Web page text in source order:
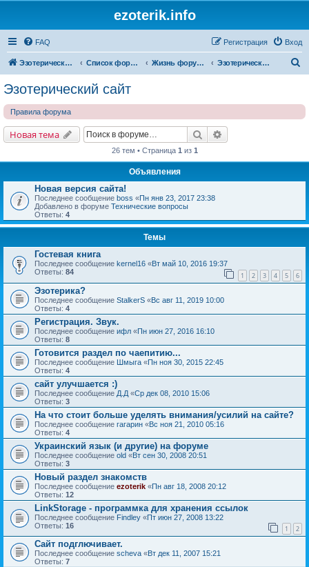
ezoterik.info
FAQ Вход
Регистрация
Эзотерический сайт Список форумов Жизнь форума и сайта Эзотерический сайт
Эзотерический сайт
Правила форума
Новая тема Поиск
26 тем • Страница 1 из 1
Объявления
Новая версия сайта!
Последнее сообщение boss «Пн янв 23, 2017 23:38
Добавлено в форуме Технические вопросы
Ответы: 4
Темы
Гостевая книга
Последнее сообщение kernel16 «Вт май 10, 2016 19:37
Ответы: 84 1 2 3 4 5 6
Эзотерика?
Последнее сообщение StalkerS «Вс авг 11, 2019 10:00
Ответы: 4
Регистрация. Звук.
Последнее сообщение ифл «Пн июн 27, 2016 16:10
Ответы: 8
Готовится раздел по чаепитию...
Последнее сообщение Шмыга «Пн ноя 30, 2015 22:45
Ответы: 4
сайт улучшается :)
Последнее сообщение Д.Д «Ср дек 08, 2010 15:06
Ответы: 3
На что стоит больше уделять внимания/усилий на сайте?
Последнее сообщение гагарин «Вс ноя 21, 2010 05:16
Ответы: 4
Украинский язык (и другие) на форуме
Последнее сообщение old «Вт сен 30, 2008 20:51
Ответы: 3
Новый раздел знакомств
Последнее сообщение ezoterik «Пн авг 18, 2008 20:12
Ответы: 12
LinkStorage - программка для хранения ссылок
Последнее сообщение Findley «Пт июн 27, 2008 13:22
Ответы: 16 1 2
Сайт подглючивает.
Последнее сообщение sсheva «Вт дек 11, 2007 15:21
Ответы: 7